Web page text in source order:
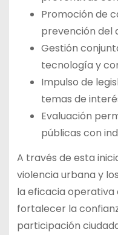
Promoción de
prevención del
Gestión
tecnología y
Impulso de
temas de
Evaluación
públicas con
A través de esta
violencia urbana y
la eficacia operativa
fortalecer la
participación